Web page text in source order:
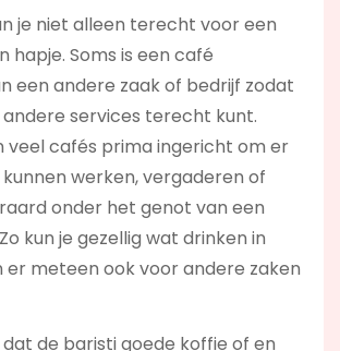
je niet alleen terecht voor een
hapje. Soms is een café
een andere zaak of bedrijf zodat
services terecht kunt.
veel cafés prima ingericht om er
werken, vergaderen of
onder het genot van een
kun je gezellig wat drinken in
er meteen ook voor andere zaken
de baristi goede koffie of en